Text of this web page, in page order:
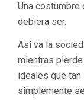
Una costumbre
debiera ser.
Así va la
mientras
ideales que tan
simplemente